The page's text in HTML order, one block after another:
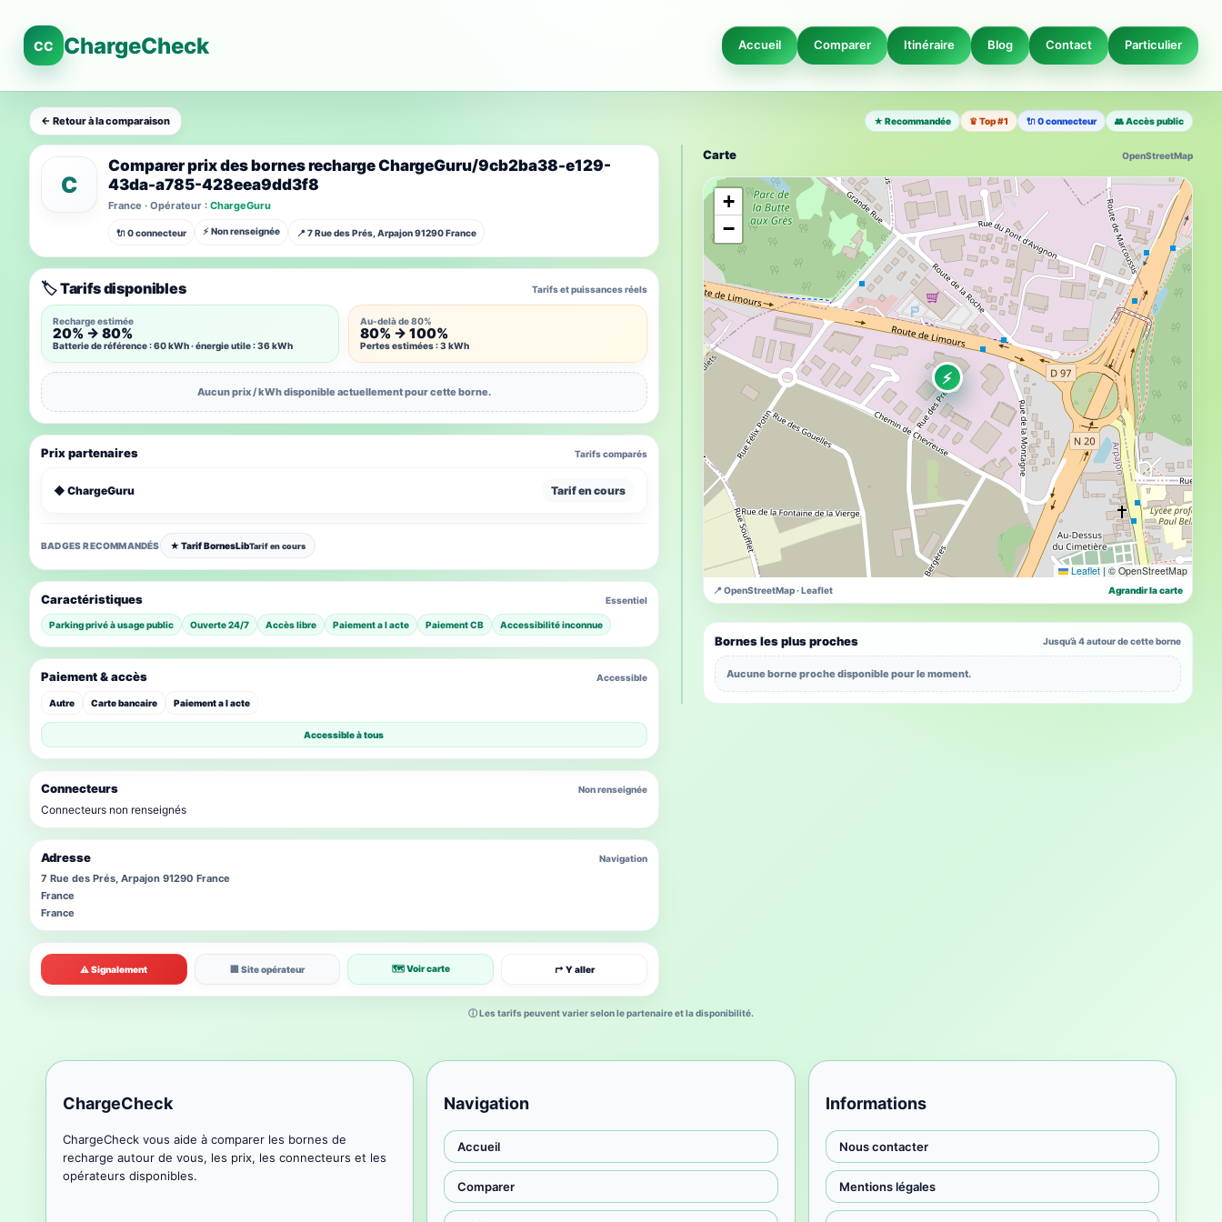
CC ChargeCheck Accueil Comparer Itinéraire Blog Contact Particulier
← Retour à la comparaison ★ Recommandée ♛ Top #1 🔌 0 connecteur 👥 Accès public
C
Comparer prix des bornes recharge ChargeGuru/9cb2ba38-e129-
43da-a785-428eea9dd3f8
France · Opérateur : ChargeGuru
🔌 0 connecteur ⚡ Non renseignée 📍 7 Rue des Prés, Arpajon 91290 France
Carte OpenStreetMap
⚡
+
−
Leaflet | © OpenStreetMap
📍 OpenStreetMap · Leaflet Agrandir la carte
Bornes les plus proches Jusqu’à 4 autour de cette borne
Aucune borne proche disponible pour le moment.
🏷️ Tarifs disponibles Tarifs et puissances réels
Recharge estimée
20% → 80%
Batterie de référence : 60 kWh · énergie utile : 36 kWh
Au-delà de 80%
80% → 100%
Pertes estimées : 3 kWh
Aucun prix / kWh disponible actuellement pour cette borne.
Prix partenaires Tarifs comparés
◆ ChargeGuru Tarif en cours
BADGES RECOMMANDÉS ★ Tarif BornesLibTarif en cours
⚠ Signalement 🏢 Site opérateur 🗺 Voir carte ↱ Y aller
Caractéristiques Essentiel
Parking privé à usage public Ouverte 24/7 Accès libre Paiement a l acte Paiement CB Accessibilité inconnue
Connecteurs Non renseignée
Connecteurs non renseignés
Paiement & accès Accessible
Autre Carte bancaire Paiement a l acte
Accessible à tous
Adresse Navigation
7 Rue des Prés, Arpajon 91290 France
France
France
ⓘ Les tarifs peuvent varier selon le partenaire et la disponibilité.
ChargeCheck
ChargeCheck vous aide à comparer les bornes de
recharge autour de vous, les prix, les connecteurs et les
opérateurs disponibles.
Navigation
Accueil
Comparer
Informations
Nous contacter
Mentions légales